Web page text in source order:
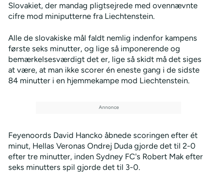
Slovakiet, der mandag pligtsejrede med ovennævnte
cifre mod miniputterne fra Liechtenstein.
Alle de slovakiske mål faldt nemlig indenfor kampens
første seks minutter, og lige så imponerende og
bemærkelsesværdigt det er, lige så skidt må det siges
at være, at man ikke scorer én eneste gang i de sidste
84 minutter i en hjemmekampe mod Liechtenstein.
Feyenoords David Hancko åbnede scoringen efter ét
minut, Hellas Veronas Ondrej Duda gjorde det til 2-0
efter tre minutter, inden Sydney FC's Robert Mak efter
seks minutters spil gjorde det til 3-0.